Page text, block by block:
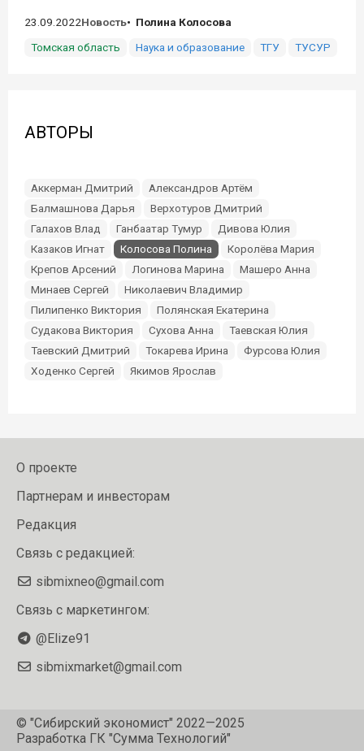
23.09.2022Новость
Полина Колосова
Томская область
Наука и образование ТГУ ТУСУР
АВТОРЫ
Аккерман Дмитрий
Александров Артём
Балмашнова Дарья
Верхотуров Дмитрий
Галахов Влад
Ганбаатар Тумур
Дивова Юлия
Казаков Игнат
Колосова Полина
Королёва Мария
Крепов Арсений
Логинова Марина
Машеро Анна
Минаев Сергей
Николаевич Владимир
Пилипенко Виктория
Полянская Екатерина
Судакова Виктория
Сухова Анна
Таевская Юлия
Таевский Дмитрий
Токарева Ирина
Фурсова Юлия
Ходенко Сергей
Якимов Ярослав
О проекте
Партнерам и инвесторам
Редакция
Связь с редакцией:
sibmixneo@gmail.com
Связь с маркетингом:
@Elize91
sibmixmarket@gmail.com
© "Сибирский экономист" 2022—2025
Разработка ГК "Сумма Технологий"